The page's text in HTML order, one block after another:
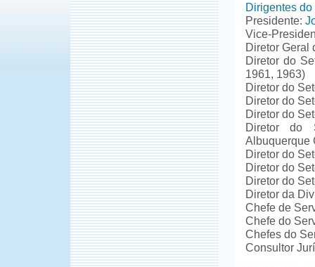
Dirigentes
Presidente:
Vice-
Diretor Geral
Diretor do
1961, 1963)
Diretor do
Diretor do
Diretor do
Diretor do
Albuquerque
Diretor do
Diretor do
Diretor do
Diretor da
Chefe de
Chefe do
Chefes do
Consultor